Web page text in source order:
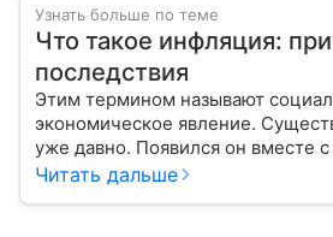
Узнать больше по теме
Что такое инфляция:
последствия
Этим термином называют
экономическое явление.
уже давно. Появился он вместе
что эти составляющие
Читать дальше